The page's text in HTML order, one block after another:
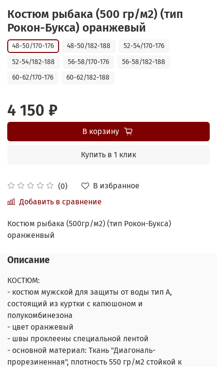
Костюм рыбака (500 гр/м2) (тип
Рокон-Букса) оранжевый
(0)
В избранное
Добавить в сравнение
48-50/170-176 48-50/182-188
52-54/170-176
52-54/182-188
56-58/170-176
56-58/182-188
60-62/170-176
60-62/182-188
4 150 ₽
В корзину
Купить в 1 клик
Костюм рыбака (500гр/м2) (тип Рокон-Букса)
оранженвый
Описание
КОСТЮМ:
- костюм мужской для защиты от воды тип А,
состоящий из куртки с капюшоном и
полукомбинезона
- цвет оранжевый
- швы проклеены специальной лентой
- основной материал: Ткань "Диагональ-
прорезиненная", плотность 550 гр/м2 стойкой к